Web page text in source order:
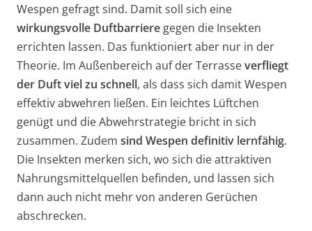
Wespen gefragt sind. Damit soll sich eine
wirkungsvolle Duftbarriere gegen die Insekten
errichten lassen. Das funktioniert aber nur in der
Theorie. Im Außenbereich auf der Terrasseverfliegt
der Duft viel zu schnell, als dass sich damit Wespen
effektiv abwehren ließen. Ein leichtes Lüftchen
genügt und die Abwehrstrategie bricht in sich
zusammen. Zudem sind Wespen definitiv lernfähig.
Die Insekten merken sich, wo sich die attraktiven
Nahrungsmittelquellen befinden, und lassen sich
dann auch nicht mehr von anderen Gerüchen
abschrecken.